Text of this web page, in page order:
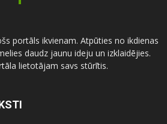
portāls ikvienam. Atpūties no ikdienas
daudz jaunu ideju un izklaidējies.
lietotājam savs stūrītis.